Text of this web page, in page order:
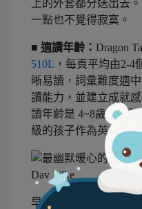
上的外套都分送出去
一點也不覺得寂寞。
■ 適讀年齡： Dragon
510L ，每頁平均由2-
晰易讀，詞彙難度適
讀能力，並建立成就
讀年齡是 4~8歲，推
級的孩子作為英文初
早在點讀版尚未問世